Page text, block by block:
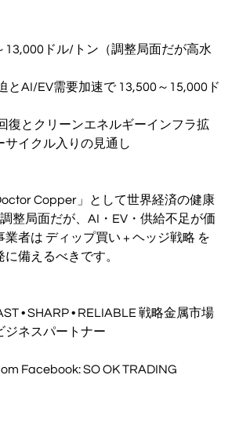
13,000ドル/トン（調整局面だが高水
とAI/EV需要加速で 13,500～15,000ド
復とクリーンエネルギーインフラ拡
サイクル入りの見通し
Copper」として世界経済の健康
整局面だが、AI・EV・供給不足が価
者は ディップ買い + ヘッジ戦略 を
備えるべきです。
• SHARP • RELIABLE 戦略金属市場
ジネスパートナー
Facebook: SO OK TRADING